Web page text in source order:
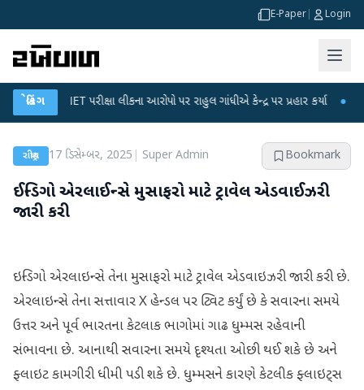
E-Paper Login
બ્રેકિંગ
NET પરીક્ષા લીકના આરોપો પર રાહુલ ગાંધીએ કેન્દ્ર પર પ્રહાર કર્યા ●
રાષ્ટ્રીય 17 ડિસેમ્બર, 2025 Super Admin Bookmark
ઈન્ડિગો એરલાઈન્સે મુસાફરો માટે ટ્રાવેલ એડવાઈઝરી
જારી કરી
ઇન્ડિગો એરલાઇન્સે તેના મુસાફરો માટે ટ્રાવેલ એડવાઇઝરી જારી કરી છે.
એરલાઇન્સે તેના સત્તાવાર X હેન્ડલ પર ટ્વિટ કર્યું છે કે સવારના સમયે
ઉત્તર અને પૂર્વ ભારતના કેટલાક ભાગોમાં ગાઢ ધુમ્મસ રહેવાની
સંભાવના છે. આનાથી સવારના સમયે દૃશ્યતા ઓછી થઈ શકે છે અને
ફ્લાઇટ કામગીરી ધીમી પડી શકે છે. ધુમ્મસને કારણે કેટલીક ફ્લાઇટ્સ